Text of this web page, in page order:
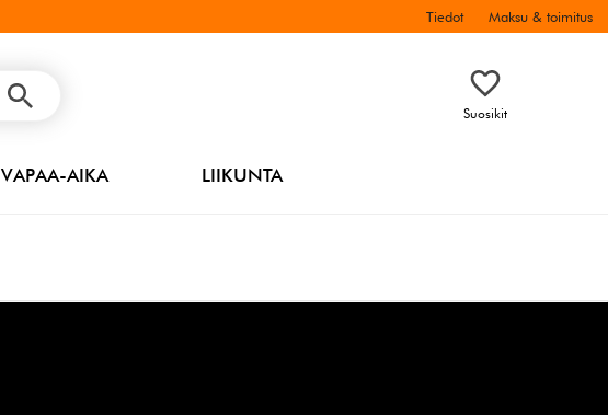
Tiedot Maksu & toimitus
Suosikit
VAPAA-AIKA LIIKUNTA